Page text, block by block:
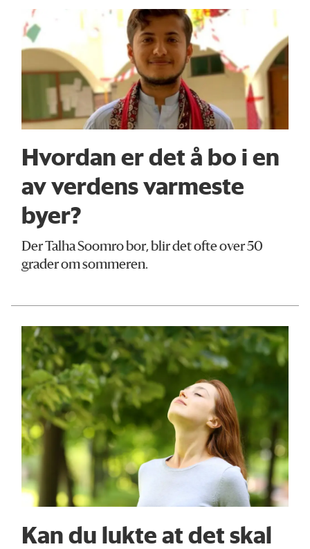
Hvordan er det å bo i en
av verdens varmeste
byer?
Der Talha Soomro bor, blir det ofte over 50
grader om sommeren.
Kan du lukte at det skal